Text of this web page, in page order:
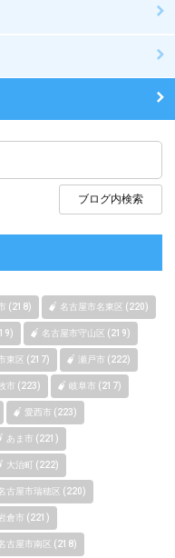
(218) 名古屋市名東区 (220)
名古屋市守山区 (219)
東区 (217) 瀬戸市 (222)
市 (223) 岐阜市 (217)
愛西市 (223)
あま市 (221)
大治町 (222)
古屋市瑞穂区 (220)
倉市 (221)
古屋市南区 (218)